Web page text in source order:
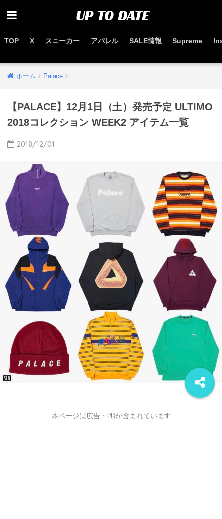
TOP X スニーカー アパレル SALE情報 Supreme
ホーム Palace
【PALACE】12月1日（土）発売予定 ULTIMO
2018コレクション WEEK2 アイテム一覧
2018/12/01
本ページは広告・PRが含まれています